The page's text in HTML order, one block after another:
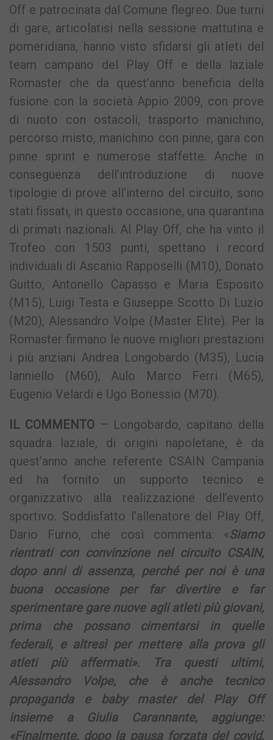
Off e patrocinata dal Comune flegreo. Due turni
di gare, articolatisi nella sessione mattutina e
pomeridiana, hanno visto sfidarsi gli atleti del
team campano del Play Off e della laziale
Romaster che da quest’anno beneficia della
fusione con la società Appio 2009, con prove
di nuoto con ostacoli, trasporto manichino,
percorso misto, manichino con pinne, gara con
pinne sprint e numerose staffette. Anche in
conseguenza dell’introduzione di nuove
tipologie di prove all’interno del circuito, sono
stati fissati, in questa occasione, una quarantina
di primati nazionali. Al Play Off, che ha vinto il
Trofeo con 1503 punti, spettano i record
individuali di Ascanio Rapposelli (M10), Donato
Guitto, Antonello Capasso e Maria Esposito
(M15), Luigi Testa e Giuseppe Scotto Di Luzio
(M20), Alessandro Volpe (Master Elite). Per la
Romaster firmano le nuove migliori prestazioni
i più anziani Andrea Longobardo (M35), Lucia
Ianniello (M60), Aulo Marco Ferri (M65),
Eugenio Velardi e Ugo Bonessio (M70).
IL COMMENTO– Longobardo, capitano della
squadra laziale, di origini napoletane, è da
quest’anno anche referente CSAIN Campania
ed ha fornito un supporto tecnico e
organizzativo alla realizzazione dell’evento
sportivo. Soddisfatto l’allenatore del Play Off,
Dario Furno, che così commenta: «Siamo
rientrati con convinzione nel circuito CSAIN,
dopo anni di assenza, perché per noi è una
buona occasione per far divertire e far
sperimentare gare nuove agli atleti più giovani,
prima che possano cimentarsi in quelle
federali, e altresì per mettere alla prova gli
atleti più affermati». Tra questi ultimi,
Alessandro Volpe, che è anche tecnico
propaganda e baby master del Play Off
insieme a Giulia Carannante, aggiunge:
«Finalmente, dopo la pausa forzata del covid,